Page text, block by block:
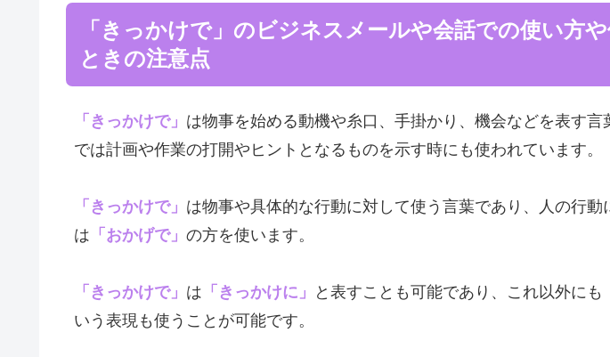
「きっかけで」のビジネスメールや会話での使い方
ときの注意点
「きっかけで」 は物事を始める動機や糸口、手掛かり、機会などを表す言
では計画や作業の打開やヒントとなるものを示す時にも使われています。
「きっかけで」 は物事や具体的な行動に対して使う言葉であり、人の行動
は 「おかげで」 の方を使います。
「きっかけで」 は 「きっかけに」 と表すことも可能であり、これ以外にも
いう表現も使うことが可能です。